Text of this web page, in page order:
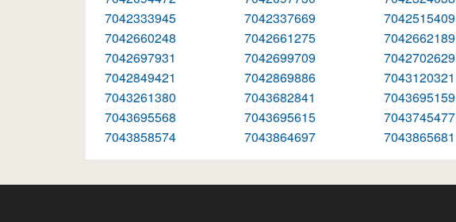
7042333945
7042337669 7042515409
7042660248
7042661275 7042662189
7042697931
7042699709 7042702629
7042849421
7042869886 7043120321
7043261380
7043682841 7043695159
7043695568
7043695615 7043745477
7043858574
7043864697 7043865681